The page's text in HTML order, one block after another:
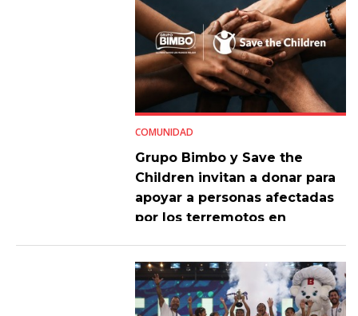
COMUNIDAD
Grupo Bimbo y Save the
Children invitan a donar para
apoyar a personas afectadas
por los terremotos en